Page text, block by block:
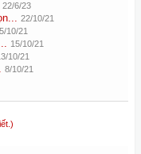
22/6/23
22/10/21
10/21
15/10/21
10/21
8/10/21